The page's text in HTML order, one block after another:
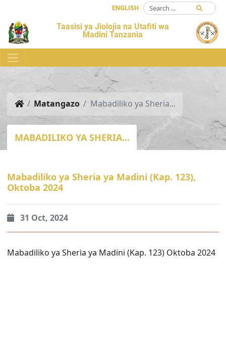
ENGLISH
Taasisi ya Jiolojia na Utafiti wa
Madini Tanzania
Matangazo Mabadiliko ya Sheria...
MABADILIKO YA SHERIA...
Mabadiliko ya Sheria ya Madini (Kap. 123),
Oktoba 2024
31 Oct, 2024
Mabadiliko ya Sheria ya Madini (Kap. 123) Oktoba 2024